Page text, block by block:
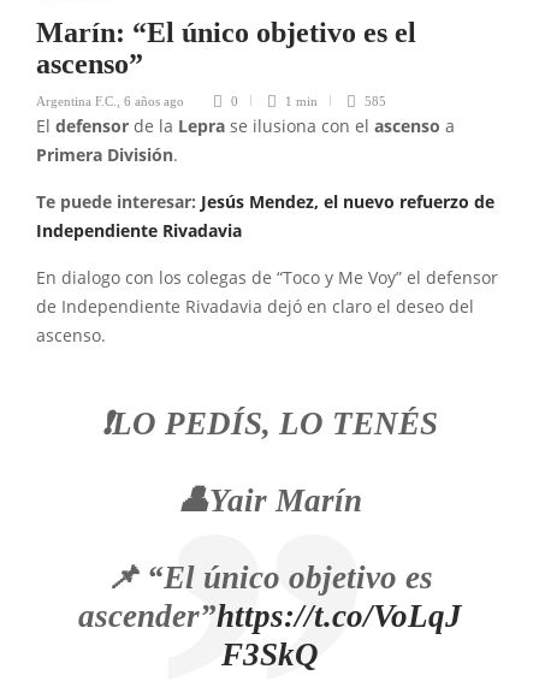
Marín: “El único objetivo es el
ascenso”
Argentina F.C. 6 años ago 0 1 min 585
El defensor de la Lepra se ilusiona con el ascenso a
Primera División.
Te puede interesar: Jesús Mendez, el nuevo refuerzo de
Independiente Rivadavia
En dialogo con los colegas de “Toco y Me Voy” el defensor
de Independiente Rivadavia dejó en claro el deseo del
ascenso.
❗️LO PEDÍS, LO TENÉS
👤Yair Marín
📌 “El único objetivo es
ascender”https://t.co/VoLqJ
F3SkQ